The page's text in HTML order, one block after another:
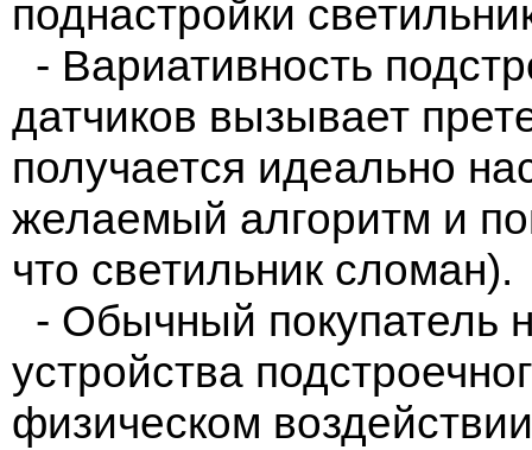
поднастройки
- Вариативность
датчиков вызывает
получается идеально
желаемый алгоритм и
что светильник сломан).
- Обычный покупатель
устройства
физическом